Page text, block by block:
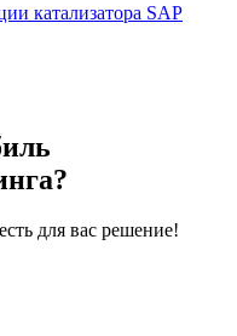
катализатора SAP
для вас решение!